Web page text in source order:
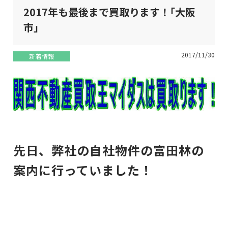
2017年も最後まで買取ります！｢大阪
市｣
新着情報 2017/11/30
先日、弊社の自社物件の富田林の
案内に行っていました！